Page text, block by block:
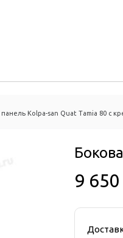
панель Kolpa-san Quat Tamia 80 с
9